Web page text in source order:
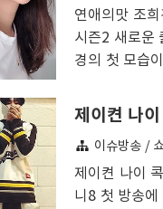
류 의상이 아닌 가방 디자
차고 솔직한 모습으로
처 시즌2에 여섯번째로
교해 과감한 노출이 있
. 러브캐처 김소영 나이 집
매 인스타 늘씬한 키와 몸
미모로 매력을 노..
연애의맛 조
시즌2 새로운
경의 첫 모습
알려졌으며
나이가 공개
공원에서 만
을 어렵게 진
셜벤처업체의
이슈방송 /
제이켠 나이
니8 첫 방송